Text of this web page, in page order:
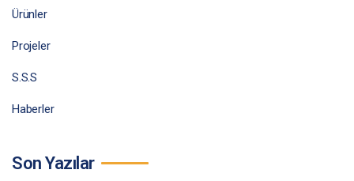
Ürünler
Projeler
S.S.S
Haberler
Son Yazılar